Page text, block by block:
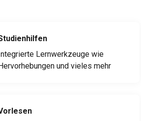
Lernwerkzeuge wie
und vieles mehr